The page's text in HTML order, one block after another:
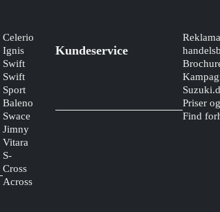
Celerio
Ignis
Swift
Swift
Sport
Baleno
Swace
Jimny
Vitara
S-
Cross
Across
Kundeservice
Priser
Find